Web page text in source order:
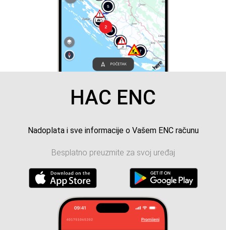
HAC ENC
Nadoplata i sve informacije o Vašem ENC računu
Besplatno preuzmite za svoj uređaj